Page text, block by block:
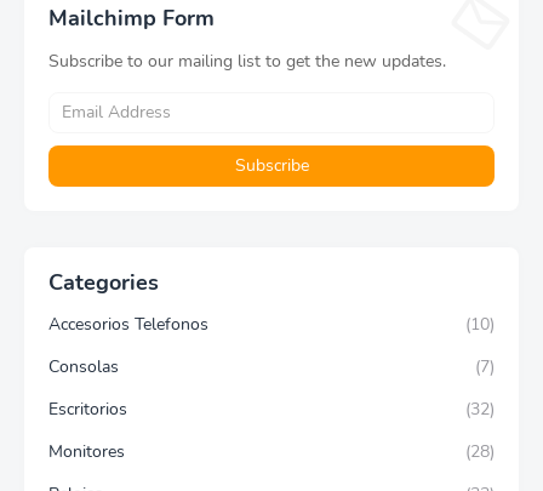
MZ-V8V500B/AM
Mailchimp Form
Subscribe to our mailing list to get the new updates.
Categories
Accesorios Telefonos
(10)
Consolas
(7)
Escritorios
(32)
Monitores
(28)